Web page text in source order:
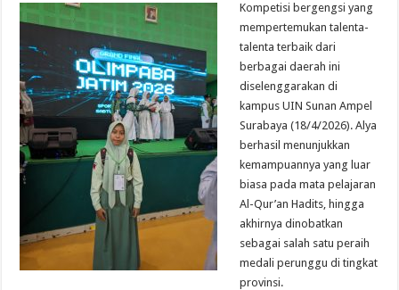
Kompetisi bergengsi yang
mempertemukan talenta-
talenta terbaik dari
berbagai daerah ini
diselenggarakan di
kampus UIN Sunan Ampel
Surabaya (18/4/2026). Alya
berhasil menunjukkan
kemampuannya yang luar
biasa pada mata pelajaran
Al-Qur’an Hadits, hingga
akhirnya dinobatkan
sebagai salah satu peraih
medali perunggu di tingkat
provinsi.